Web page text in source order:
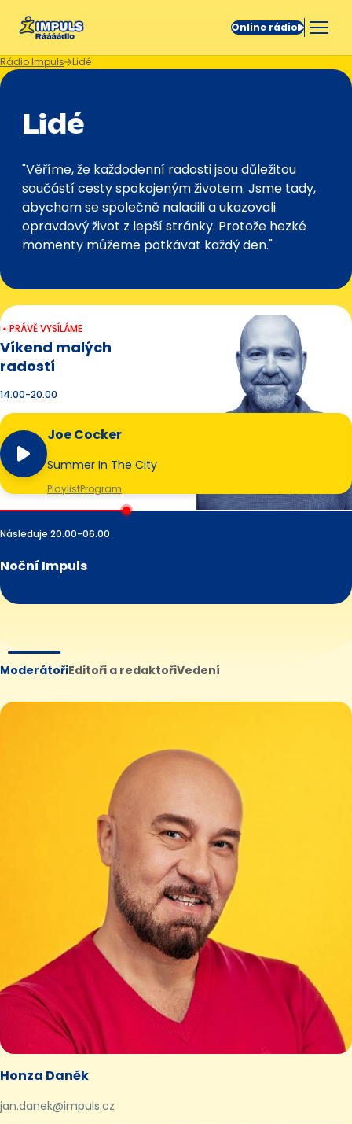
Online rádio
Rádio Impuls Lidé
Lidé
"Věříme, že každodenní radosti jsou důležitou
součástí cesty spokojeným životem. Jsme tady,
abychom se společně naladili a ukazovali
opravdový život z lepší stránky. Protože hezké
momenty můžeme potkávat každý den."
PRÁVĚ VYSÍLÁME
Víkend malých
radostí
14.00-20.00
Joe Cocker
Summer In The City
PlaylistProgram
Následuje 20.00-06.00
Noční Impuls
ModerátořiEditoři a redaktořiVedení
Honza Daněk
jan.danek@impuls.cz